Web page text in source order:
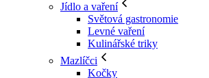
Jídlo a vaření
Světová gastronomie
Levné vaření
Kulinářské triky
Mazlíčci
Kočky